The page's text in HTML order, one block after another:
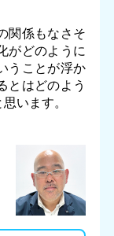
関係もなさそ
がどのように
うことが浮か
とはどのよう
います。